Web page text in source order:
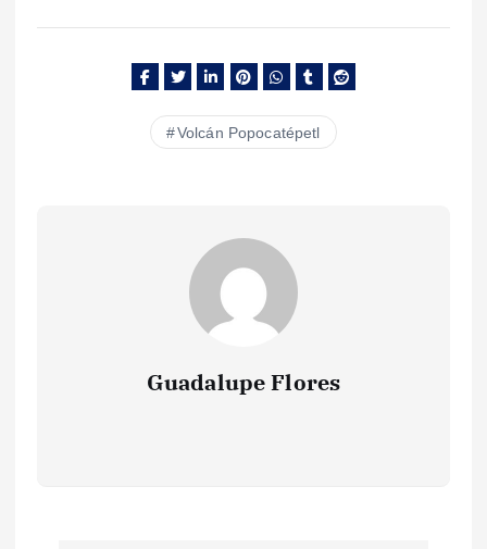
Volcán Popocatépetl
Guadalupe Flores